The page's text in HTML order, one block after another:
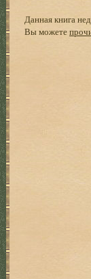
Данная книга
Вы можете